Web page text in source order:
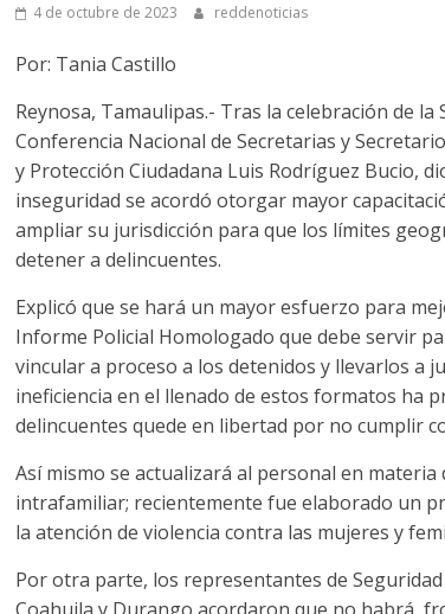
4 de octubre de 2023 reddenoticias
Por: Tania Castillo
Reynosa, Tamaulipas.- Tras la celebración de
Conferencia Nacional de Secretarias y
y Protección Ciudadana Luis Rodríguez Bucio,
inseguridad se acordó otorgar mayor
ampliar su jurisdicción para que los límites
detener a delincuentes.
Explicó que se hará un mayor esfuerzo para
Informe Policial Homologado que debe servir
vincular a proceso a los detenidos y llevarlos a
ineficiencia en el llenado de estos formatos ha
delincuentes quede en libertad por no cumplir
Así mismo se actualizará al personal en
intrafamiliar; recientemente fue elaborado un
la atención de violencia contra las mujeres y
Por otra parte, los representantes de